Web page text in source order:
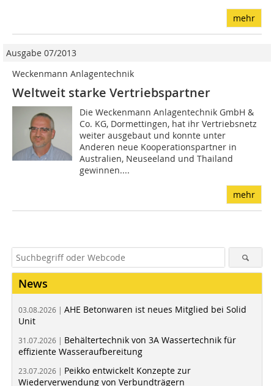
mehr
Ausgabe 07/2013
Weckenmann Anlagentechnik
Weltweit starke Vertriebspartner
Die Weckenmann Anlagentechnik GmbH &
Co. KG, Dormettingen, hat ihr Vertriebsnetz
weiter ausgebaut und konnte unter
Anderen neue Kooperationspartner in
Australien, Neuseeland und Thailand
gewinnen....
mehr
News
03.08.2026 | AHE Betonwaren ist neues Mitglied bei Solid
Unit
31.07.2026 | Behältertechnik von 3A Wassertechnik für
effiziente Wasseraufbereitung
23.07.2026 | Peikko entwickelt Konzepte zur
Wiederverwendung von Verbundträgern